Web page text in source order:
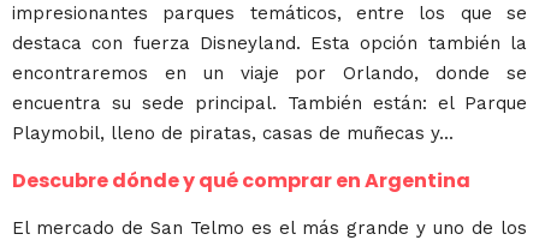
impresionantes parques temáticos, entre los que se
destaca con fuerza Disneyland. Esta opción también la
encontraremos en un viaje por Orlando, donde se
encuentra su sede principal. También están: el Parque
Playmobil, lleno de piratas, casas de muñecas y...
Descubre dónde y qué comprar en Argentina
El mercado de San Telmo es el más grande y uno de los